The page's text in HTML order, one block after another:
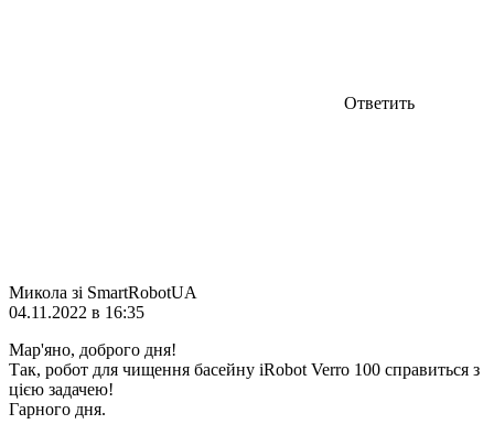
Ответить
Микола зі SmartRobotUA
04.11.2022 в 16:35
Мар'яно, доброго дня!
Так, робот для чищення басейну iRobot Verro 100 справиться з
цією задачею!
Гарного дня.